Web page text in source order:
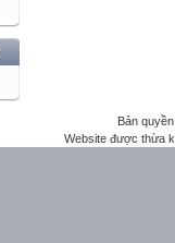
Bản
Website được thừa